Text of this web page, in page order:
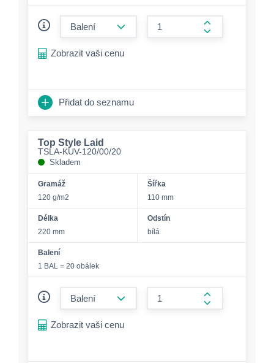
form.increase-
Zobrazit vaši cenu
Přidat do seznamu
Top Style Laid
TSLA-KUV-120/00/20
Skladem
Gramáž
120 g/m2
Šířka
110 mm
Délka
220 mm
Odstín
bílá
Balení
1 BAL = 20 obálek
form.increase-
Zobrazit vaši cenu